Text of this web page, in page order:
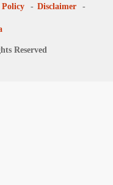
Disclaimer
Reserved